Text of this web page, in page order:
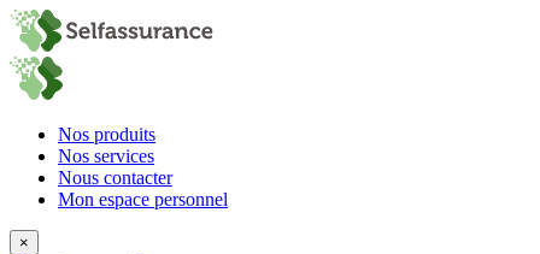
Nos produits
Nos services
Nous contacter
Mon espace personnel
×